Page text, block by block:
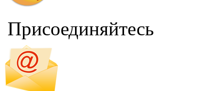
Присоединяйтесь